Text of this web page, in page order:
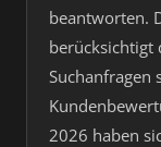
beantworten.
berücksichtigt
Suchanfragen
2026 haben